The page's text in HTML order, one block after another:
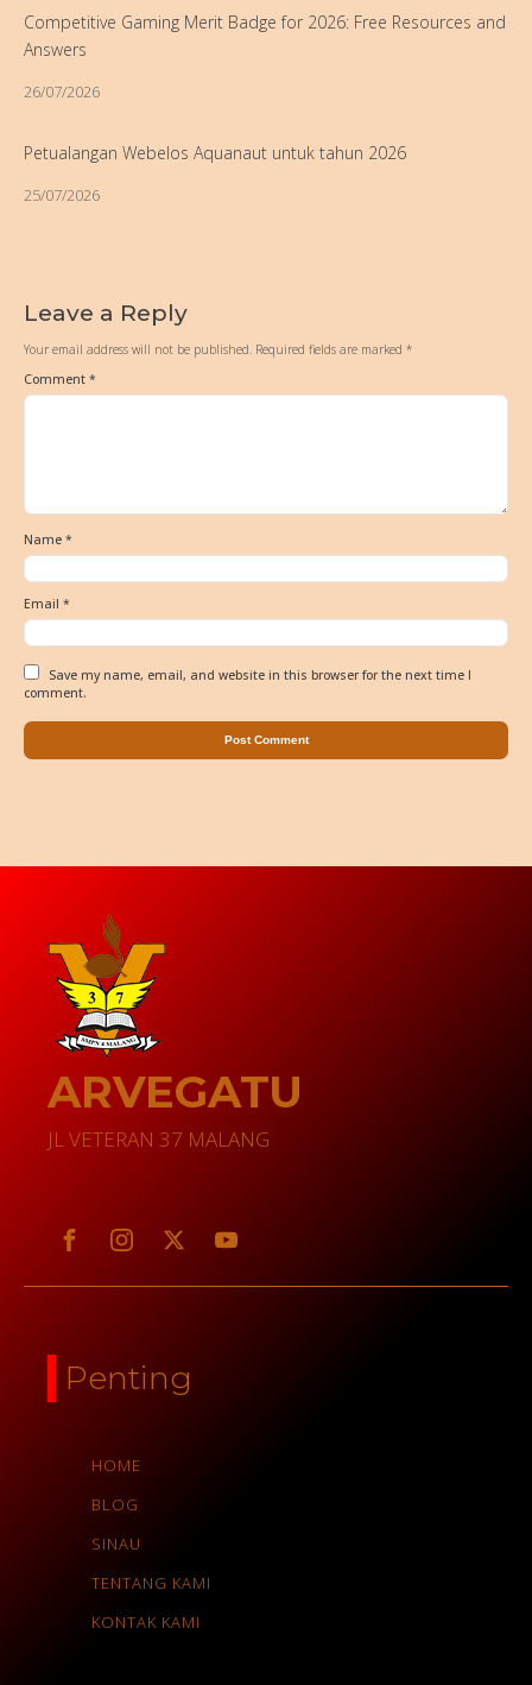
Competitive Gaming Merit Badge for 2026: Free Resources and
Answers
26/07/2026
Petualangan Webelos Aquanaut untuk tahun 2026
25/07/2026
Leave a Reply
Your email address will not be published. Required fields are marked *
Comment *
Name *
Email *
Save my name, email, and website in this browser for the next time I
comment.
ARVEGATU
JL VETERAN 37 MALANG
Penting
HOME
BLOG
SINAU
TENTANG KAMI
KONTAK KAMI